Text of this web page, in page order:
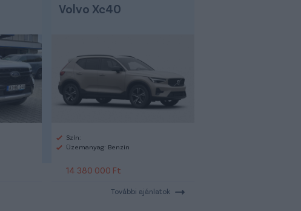
Volvo Xc40
Szín:
Üzemanyag: Benzin
14 380 000 Ft
További ajánlatok